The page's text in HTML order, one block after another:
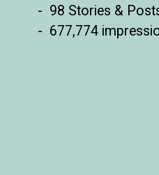
-  98 Stories &
-  677,774